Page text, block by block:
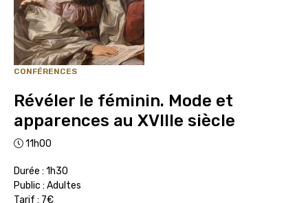
CONFÉRENCES
Révéler le féminin. Mode et
apparences au XVIIIe siècle
11h00
Durée : 1h30
Public : Adultes
Tarif : 7€